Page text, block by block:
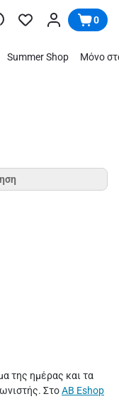
0
Summer Shop Μόνο
της ημέρας και τα
ΣτοAB Eshop